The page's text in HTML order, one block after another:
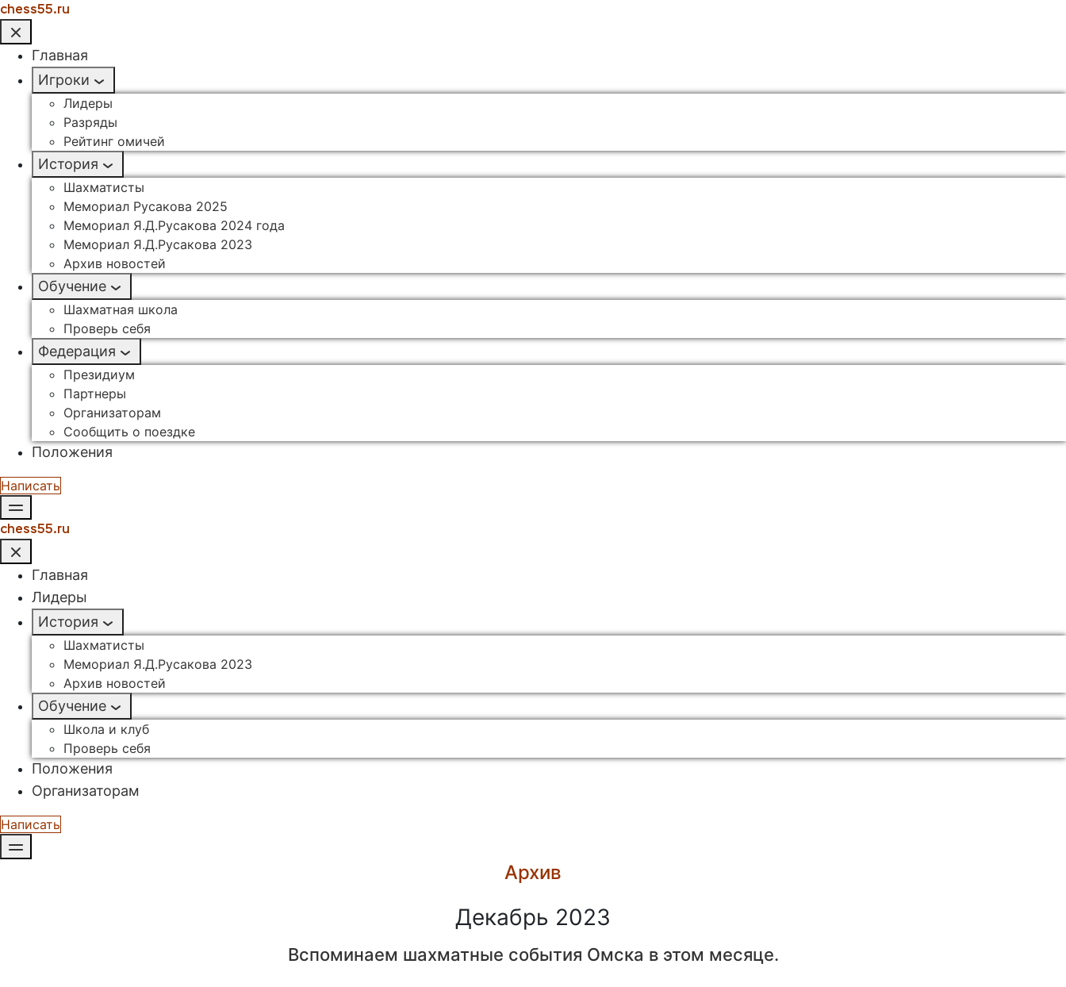
chess55.ru
Главная
Игроки
Лидеры
Разряды
Рейтинг омичей
История
Шахматисты
Мемориал Русакова 2025
Мемориал Я.Д.Русакова 2024 года
Мемориал Я.Д.Русакова 2023
Архив новостей
Обучение
Шахматная школа
Проверь себя
Федерация
Президиум
Партнеры
Организаторам
Сообщить о поездке
Положения
Написать
chess55.ru
Главная
Лидеры
История
Шахматисты
Мемориал Я.Д.Русакова 2023
Архив новостей
Обучение
Школа и клуб
Проверь себя
Положения
Организаторам
Написать
Архив
Декабрь 2023
Вспоминаем шахматные события Омска в этом месяце.